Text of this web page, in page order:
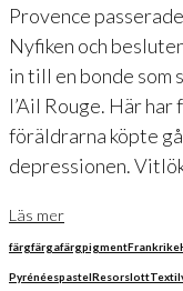
Provence
Nyfiken och
in till en bonde som
l’Ail Rouge. Här
föräldrarna köpte
depressionen.
Läs mer
färgfärgafärgpigmentFrankrike
PyrénéespastelResorslottTextil